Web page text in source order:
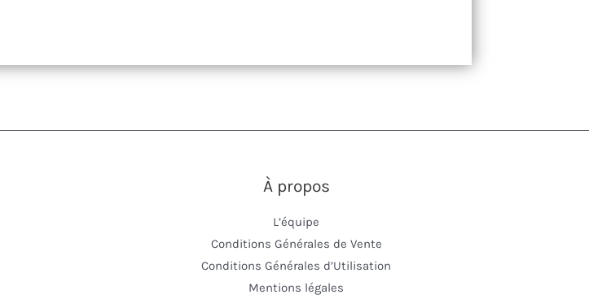
À propos
L’équipe
Conditions Générales de Vente
Conditions Générales d’Utilisation
Mentions légales